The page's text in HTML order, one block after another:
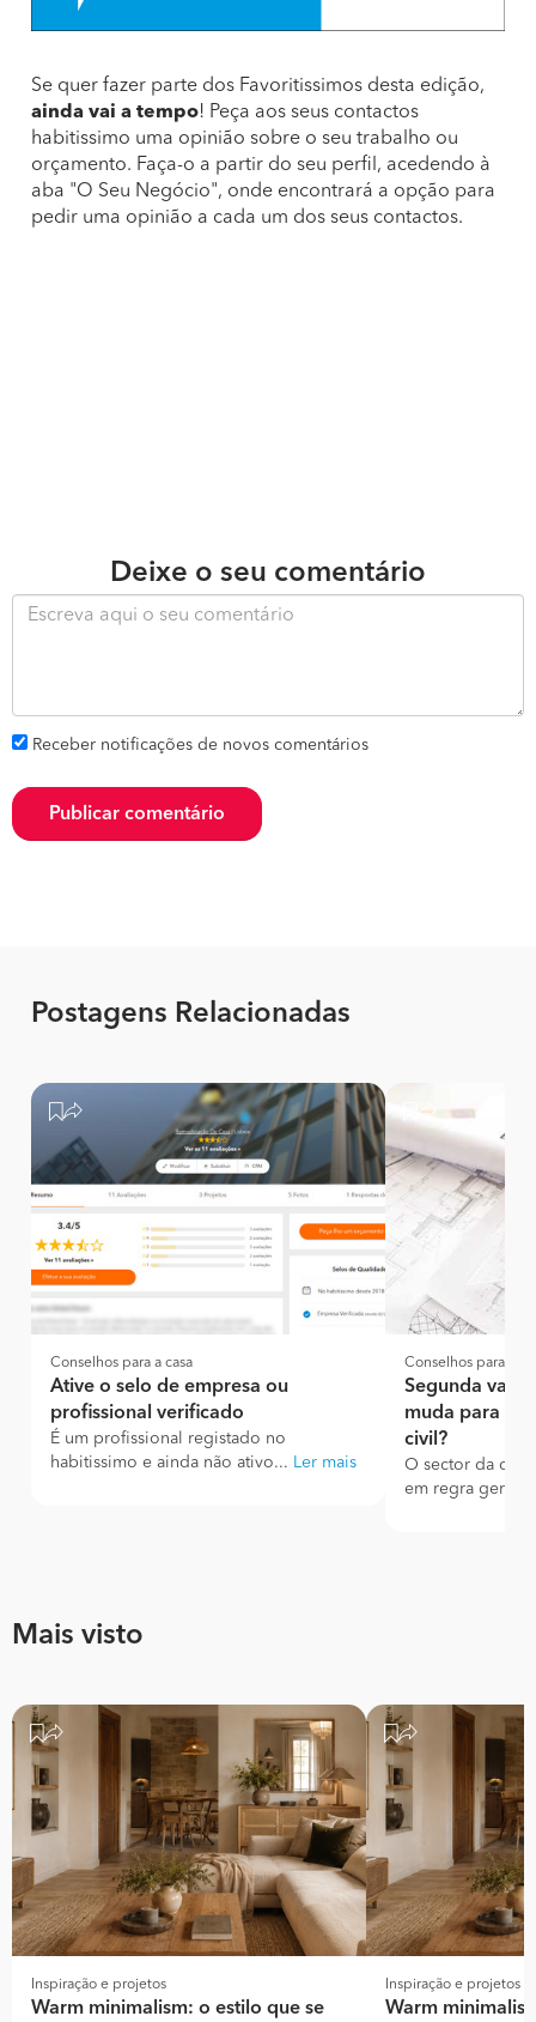
Se quer fazer parte dos Favoritissimos desta edição,
ainda vai a tempo! Peça aos seus contactos
habitissimo uma opinião sobre o seu trabalho ou
orçamento. Faça-o a partir do seu perfil, acedendo à
aba "O Seu Negócio", onde encontrará a opção para
pedir uma opinião a cada um dos seus contactos.
Deixe o seu comentário
Receber notificações de novos comentários
Publicar comentário
Postagens Relacionadas
Conselhos para a casa
Ative o selo de empresa ou
profissional verificado
É um profissional registado no
habitissimo e ainda não ativo... Ler mais
Conselhos para a
Segunda
muda para o
civil?
O sector da
em regra geral,
Mais visto
Inspiração e projetos
Warm minimalism: o estilo que se
Inspiração e projetos
Warm